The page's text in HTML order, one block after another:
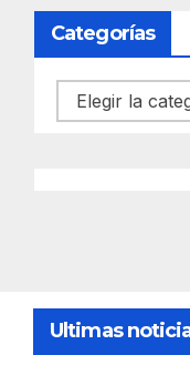
Categorías
Categorías
Ultimas